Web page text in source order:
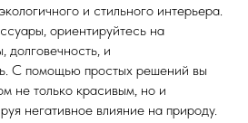
и стильного интерьера.
ориентируйтесь на
долговечность, и
С помощью простых решений вы
не только красивым, но и
негативное влияние на природу.